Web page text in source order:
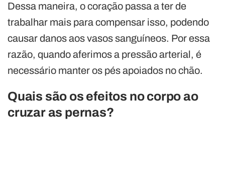
Dessa maneira, o coração passa a ter de
trabalhar mais para compensar isso, podendo
causar danos aos vasos sanguíneos. Por essa
razão, quando aferimos a pressão arterial, é
necessário manter os pés apoiados no chão.
Quais são os efeitos no corpo ao
cruzar as pernas?